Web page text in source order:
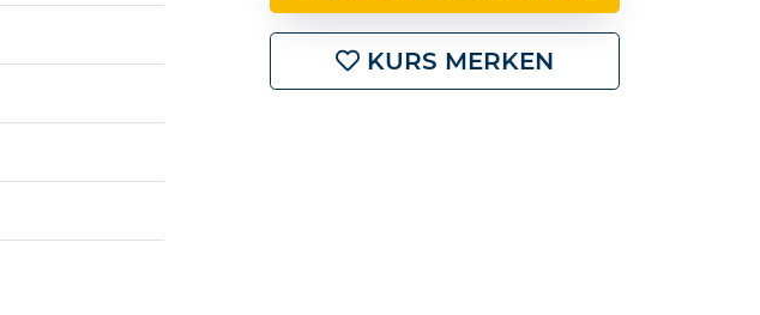
KURS MERKEN